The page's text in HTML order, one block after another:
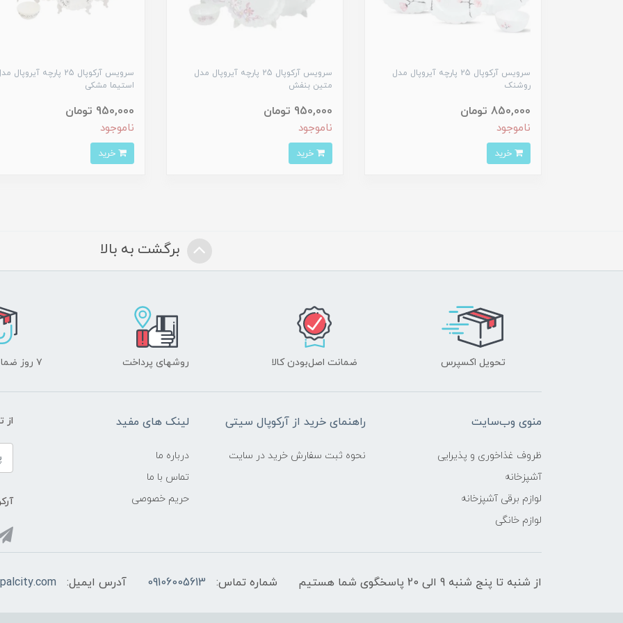
سرویس آرکوپال 25 پارچه آیروپال مدل
روشنک
850,000 تومان
ناموجود
سرویس آرکوپال 25 پارچه آیروپال مدل
متین بنفش
950,000 تومان
ناموجود
سرویس آرکوپال 25 پارچه آیروپال
استیما مشکی
950,000 تومان
ناموجود
برگشت به بالا
تحویل اکسپرس ضمانت اصل‌بودن کالا روشهای پرداخت ۷ روز ضمانت بازگشت
منوی وب‌سایت
ظروف غذاخوری و پذیرایی
آشپزخانه
لوازم برقی آشپزخانه
لوازم خانگی
راهنمای خرید از آرکوپال سیتی
نحوه ثبت سفارش خرید در سایت
لینک های مفید
درباره ما
تماس با ما
حریم خصوصی
از
از شنبه تا پنج شنبه 9 الی 20 پاسخگوی شما هستیم شماره تماس: 09106005613 آدرس ایمیل: